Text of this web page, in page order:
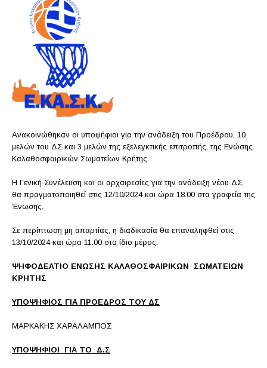
Ανακοινώθηκαν οι υποψήφιοι για την ανάδειξη του Προέδρου, 10
μελών του ΔΣ και 3 μελών της εξελεγκτικής επιτροπής, της Ενώσης
Καλαθοσφαιρικών Σωματείων Κρήτης.
Η Γενική Συνέλευση και οι αρχαιρεσίες για την ανάδειξη νέου ΔΣ,
θα πραγματοποιηθεί στις 12/10/2024 και ώρα 18.00 στα γραφεία της
Ένωσης.
Σε περίπτωση μη απαρτίας, η διαδικασία θα επαναληφθεί στις
13/10/2024 και ώρα 11.00 στο ίδιο μέρος.
ΨΗΦΟΔΕΛΤΙΟ ΕΝΩΣΗΣ ΚΑΛΑΘΟΣΦΑΙΡΙΚΩΝ
ΣΩΜΑΤΕΙΩΝ
ΚΡΗΤΗΣ
ΥΠΟΨΗΦΙΟΣ ΓΙΑ ΠΡΟΕΔΡΟΣ ΤΟΥ ΔΣ
ΜΑΡΚΑΚΗΣ ΧΑΡΑΛΑΜΠΟΣ
ΥΠΟΨΗΦΙΟΙ ΓΙΑ ΤΟ Δ.Σ